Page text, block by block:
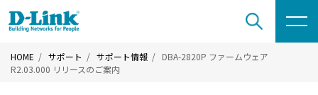
HOME サポート サポート情報
DBA-2820P ファームウェア
R2.03.000 リリースのご案内